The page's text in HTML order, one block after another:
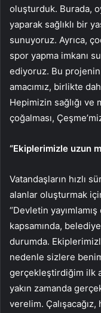
oluşturduk. Burada,
yaparak sağlıklı bir
sunuyoruz. Ayrıca,
spor yapma imkanı
ediyoruz. Bu
amacımız, birlikte
Hepimizin sağlığı
çoğalması,
“Ekiplerimizle uzun
Vatandaşların hızlı
alanlar oluşturmak
“Devletin
kapsamında,
durumda.
nedenle sizlere benim
gerçekleştirdiğim ilk
yakın zamanda
verelim.